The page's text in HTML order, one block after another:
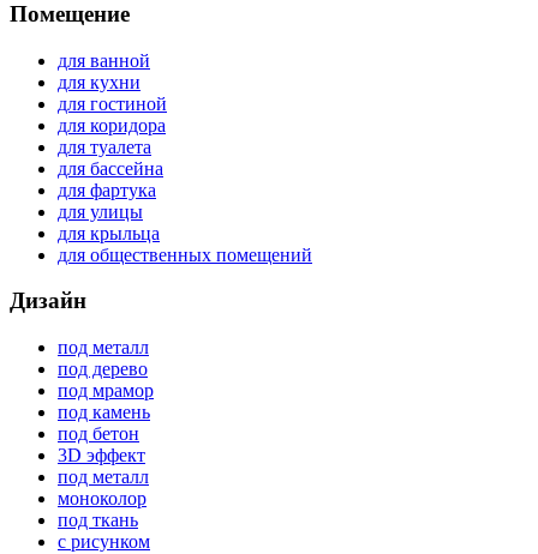
Помещение
для ванной
для кухни
для гостиной
для коридора
для туалета
для бассейна
для фартука
для улицы
для крыльца
для общественных помещений
Дизайн
под металл
под дерево
под мрамор
под камень
под бетон
3D эффект
под металл
моноколор
под ткань
с рисунком